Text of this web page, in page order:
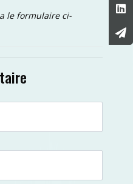
le formulaire ci-